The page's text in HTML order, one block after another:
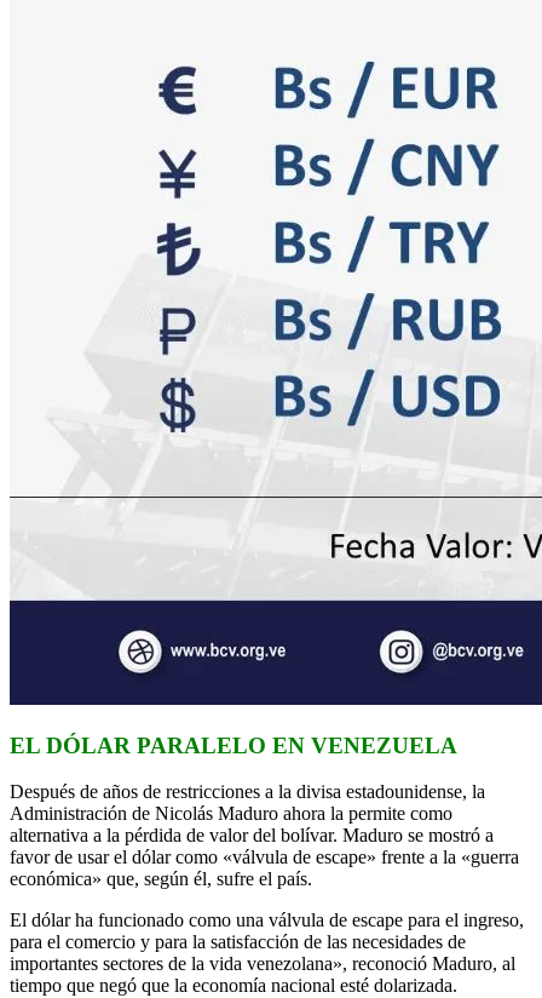
EL DÓLAR PARALELO EN VENEZUELA
Después de años de restricciones a la divisa estadounidense, la
Administración de Nicolás Maduro ahora la permite como
alternativa a la pérdida de valor del bolívar. Maduro se mostró a
favor de usar el dólar como «válvula de escape» frente a la «guerra
económica» que, según él, sufre el país.
El dólar ha funcionado como una válvula de escape para el ingreso,
para el comercio y para la satisfacción de las necesidades de
importantes sectores de la vida venezolana», reconoció Maduro, al
tiempo que negó que la economía nacional esté dolarizada.